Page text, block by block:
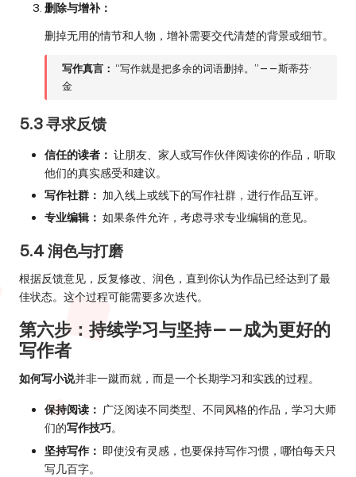
删除与增补：
删掉无用的情节和人物，增补需要交代清楚的背景或细节。
写作真言： “写作就是把多余的词语删掉。”——斯蒂芬·
金
5.3 寻求反馈
信任的读者： 让朋友、家人或写作伙伴阅读你的作品，听取
他们的真实感受和建议。
写作社群： 加入线上或线下的写作社群，进行作品互评。
专业编辑： 如果条件允许，考虑寻求专业编辑的意见。
5.4 润色与打磨
根据反馈意见，反复修改、润色，直到你认为作品已经达到了最
佳状态。这个过程可能需要多次迭代。
第六步：持续学习与坚持——成为更好的
写作者
如何写小说并非一蹴而就，而是一个长期学习和实践的过程。
保持阅读： 广泛阅读不同类型、不同风格的作品，学习大师
们的写作技巧。
坚持写作： 即使没有灵感，也要保持写作习惯，哪怕每天只
写几百字。